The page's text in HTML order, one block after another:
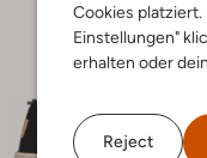
Cookies platziert.
Einstellungen"
erhalten oder
Reject